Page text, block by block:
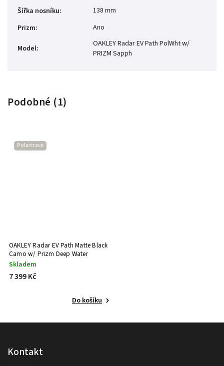
Šířka nosníku:
138 mm
Prizm: Ano
Model:
OAKLEY Radar EV Path PolWht w/
PRIZM Sapph
Podobné (1)
Polarizace
OAKLEY Radar EV Path Matte Black
Camo w/ Prizm Deep Water
Polarized
Skladem
7 399 Kč
Do košíku
Kontakt